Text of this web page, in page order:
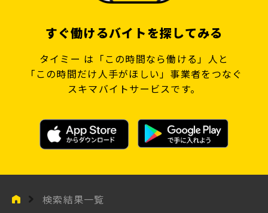
すぐ働けるバイトを探してみる
タイミー は「この時間なら働ける」人と
「この時間だけ人手がほしい」事業者をつなぐ
スキマバイトサービスです。
検索結果一覧